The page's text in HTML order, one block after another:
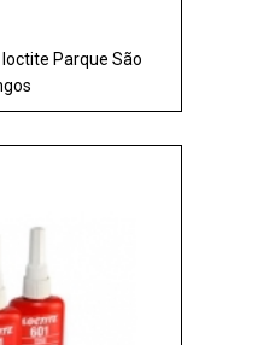
Parque São